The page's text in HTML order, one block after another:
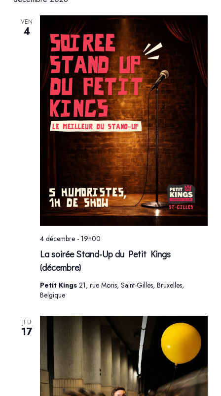
VEN
4
La soirée Stand-Up du Petit Kings
(décembre)
4 décembre - 19h00
Petit Kings 21, rue Moris, Saint-Gilles, Bruxelles,
Belgique
JEU
17